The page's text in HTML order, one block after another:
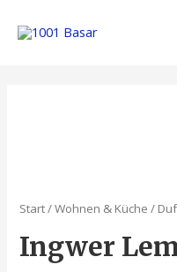
Start/Wohnen & Küche /
Ingwer